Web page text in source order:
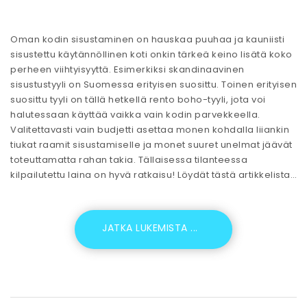
Oman kodin sisustaminen on hauskaa puuhaa ja kauniisti
sisustettu käytännöllinen koti onkin tärkeä keino lisätä koko
perheen viihtyisyyttä. Esimerkiksi skandinaavinen
sisustustyyli on Suomessa erityisen suosittu. Toinen erityisen
suosittu tyyli on tällä hetkellä rento boho-tyyli, jota voi
halutessaan käyttää vaikka vain kodin parvekkeella.
Valitettavasti vain budjetti asettaa monen kohdalla liiankin
tiukat raamit sisustamiselle ja monet suuret unelmat jäävät
toteuttamatta rahan takia. Tällaisessa tilanteessa
kilpailutettu laina on hyvä ratkaisu! Löydät tästä artikkelista…